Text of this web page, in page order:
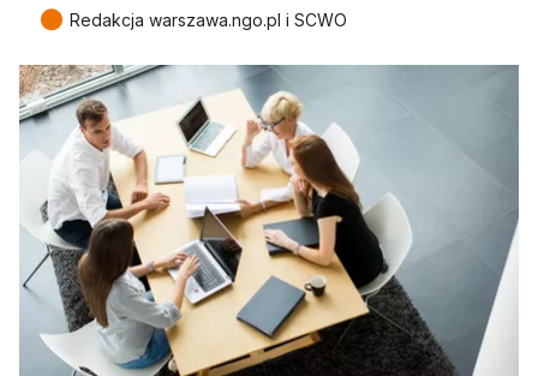
● Redakcja warszawa.ngo.pl i SCWO